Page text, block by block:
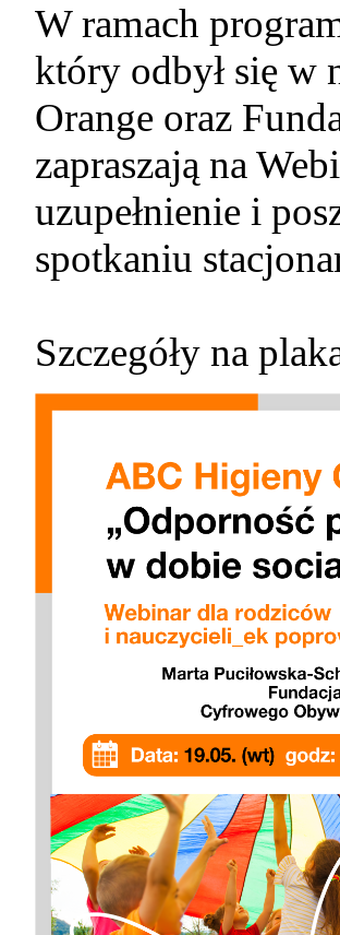
W ramach
który odbył się w
Orange oraz
zapraszają na
uzupełnienie i
spotkaniu
Szczegóły na